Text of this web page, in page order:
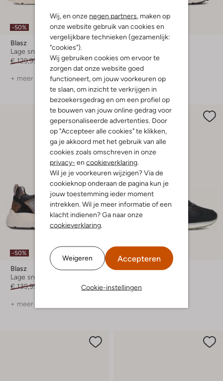
Wij, en onze negen partners , maken op
onze website gebruik van cookies en
vergelijkbare technieken (gezamenlijk:
"cookies").
Wij gebruiken cookies om ervoor te
zorgen dat onze website goed
functioneert, om jouw voorkeuren op
te slaan, om inzicht te verkrijgen in
bezoekersgedrag en om een profiel op
te bouwen van jouw online gedrag voor
gepersonaliseerde advertenties. Door
op "Accepteer alle cookies" te klikken,
ga je akkoord met het gebruik van alle
cookies zoals omschreven in onze
privacy- en cookieverklaring
Wil je je voorkeuren wijzigen? Via de
cookieknop onderaan de pagina kun je
jouw toestemming ieder moment
intrekken. Wil je meer informatie of een
klacht indienen? Ga naar onze
cookieverklaring
Weigeren Accepteren
Cookie-instellingen
-50%
Blasz
Lage sneakers
€ 129,99
€ 64,99
+ meer kleuren
-50%
Blasz
€ 139,99 € 69,99
+ meer kleuren
-50%
Blasz
Lage sneakers
€ 139,99
+ meer kleuren
The Hoff Brand
€ 129,99